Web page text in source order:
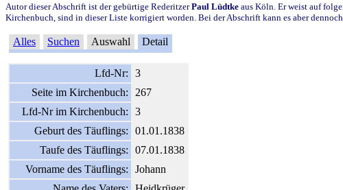
Autor dieser Abschrift ist der gebürtige RederitzerPaul Lüdtke aus Köln. Er weist auf
Kirchenbuch, sind in dieser Liste korrigiert worden. Bei der Abschrift kann es aber
Alles Suchen Auswahl Detail
Lfd-Nr:
3
Seite im Kirchenbuch:
267
Lfd-Nr im Kirchenbuch:
3
Geburt des Täuflings:
01.01.1838
Taufe des Täuflings:
07.01.1838
Vorname des Täuflings:
Johann